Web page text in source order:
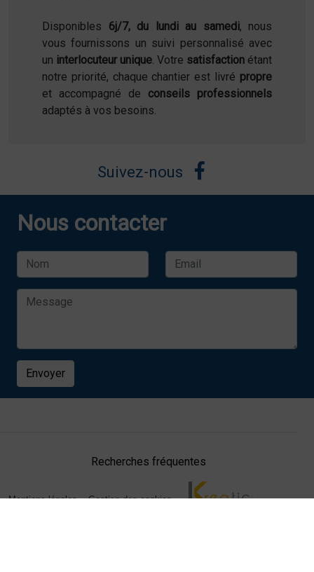
Disponibles 6j/7, du lundi au samedi, nous
vous fournissons un suivi personnalisé avec
un interlocuteur unique. Votre satisfaction étant
notre priorité, chaque chantier est livré propre
et accompagné de conseils professionnels
adaptés à vos besoins.
Suivez-nous
Nous contacter
Envoyer
Recherches fréquentes
Mentions légales Gestion des cookies